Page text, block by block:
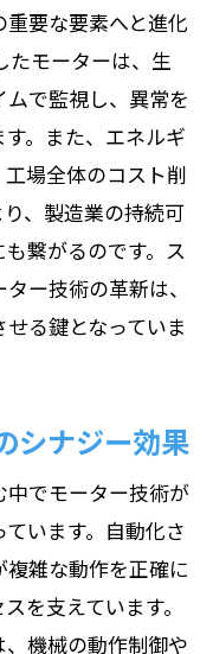
要な要素へと進化
たモーターは、生
で監視し、異常を
。また、エネルギ
場全体のコスト削
、製造業の持続可
繋がるのです。ス
ー技術の革新は、
る鍵となっていま
シナジー効果
でモーター技術が
います。自動化さ
雑な動作を正確に
を支えています。
機械の動作制御や